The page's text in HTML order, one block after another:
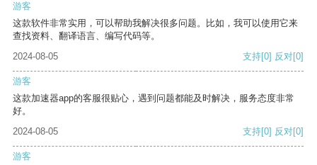
游客
这款软件非常实用，可以帮助我解决很多问题。比如，我可以使用它来
查找资料、翻译语言、编写代码等。
2024-08-05
支持[0] 反对[0]
游客
这款加速器app的客服很贴心，遇到问题都能及时解决，服务态度非常
好。
2024-08-05
支持[0] 反对[0]
游客